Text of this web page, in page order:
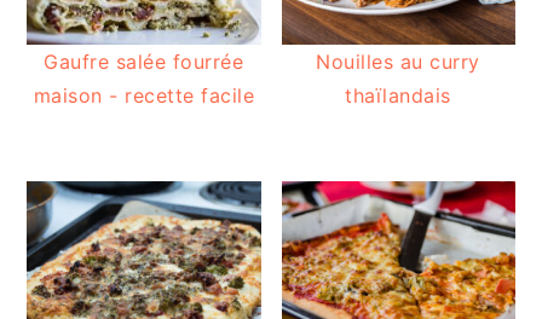
Gaufre salée fourrée
maison - recette facile
Nouilles au curry
thaïlandais